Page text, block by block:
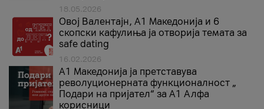
18.05.2026
Овој Валентајн, A1 Македонија и 6
скопски кафулиња ја отворија темата за
safe dating
16.02.2026
А1 Македонија ја претставува
револуционерната функционалност „
Подари на пријател“ за А1 Алфа
корисници